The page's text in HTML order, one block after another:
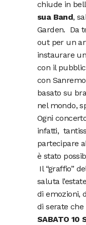
chiude in
sua Band,
Garden. Da
out per un
instaurare
con il
con
basato su
nel mondo,
Ogni
infatti,
partecipare
è stato
Il “graffio”
saluta
di emozioni,
di serate
SABATO 10